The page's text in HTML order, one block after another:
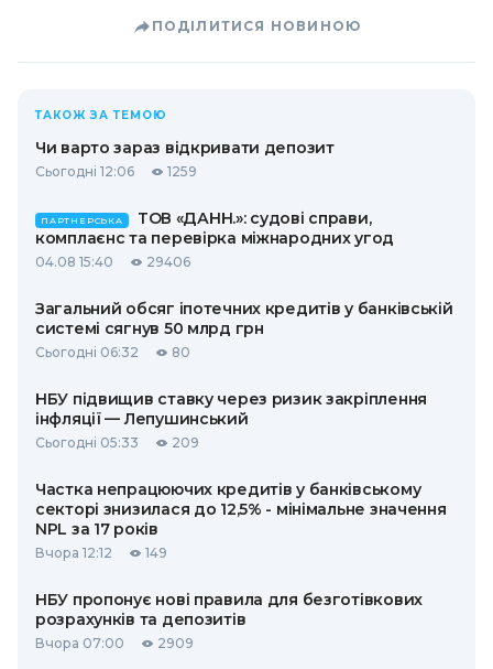
ПОДІЛИТИСЯ НОВИНОЮ
ТАКОЖ ЗА ТЕМОЮ
Чи варто зараз відкривати депозит
Сьогодні 12:06 1259
ПАРТНЕРСЬКА
ТОВ «ДАНН.»: судові справи,
комплаєнс та перевірка міжнародних угод
04.08 15:40 29406
Загальний обсяг іпотечних кредитів у банківській
системі сягнув 50 млрд грн
Сьогодні 06:32 80
НБУ підвищив ставку через ризик закріплення
інфляції — Лепушинський
Сьогодні 05:33 209
Частка непрацюючих кредитів у банківському
секторі знизилася до 12,5% - мінімальне значення
NPL за 17 років
Вчора 12:12 149
НБУ пропонує нові правила для безготівкових
розрахунків та депозитів
Вчора 07:00 2909